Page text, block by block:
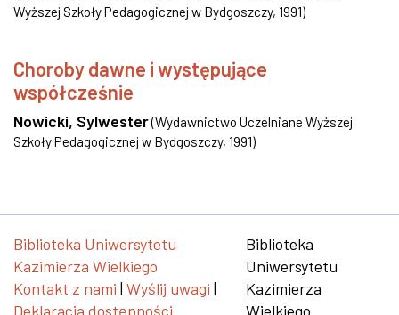
Wyższej Szkoły Pedagogicznej w Bydgoszczy, 1991)
Choroby dawne i występujące
współcześnie
Nowicki, Sylwester(Wydawnictwo Uczelniane Wyższej
Szkoły Pedagogicznej w Bydgoszczy, 1991)
Biblioteka Uniwersytetu
Kazimierza Wielkiego
Kontakt z nami | Wyślij uwagi |
Deklaracja dostępności
Biblioteka
Uniwersytetu
Kazimierza
Wielkiego